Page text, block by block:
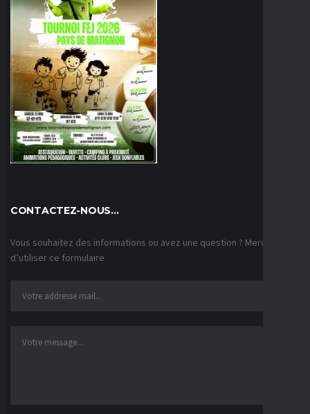
CONTACTEZ-NOUS…
Vous souhaitez des informations ou avez une question ? Merci
d’utiliser ce formulaire